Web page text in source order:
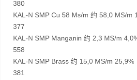
380
KAL-N SMP Cu 58 Ms/m 约 58,0
377
KAL-N SMP Manganin 约 2,3 MS/
558
KAL-N SMP Brass 约 15,0
381